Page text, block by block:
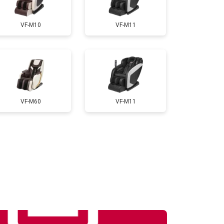
3200 ₽ Заказать
4400 ₽ Заказать
6200 ₽ Заказать
3700 ₽ Заказать
VF-M10 VF-M11
VF-M60 VF-M11